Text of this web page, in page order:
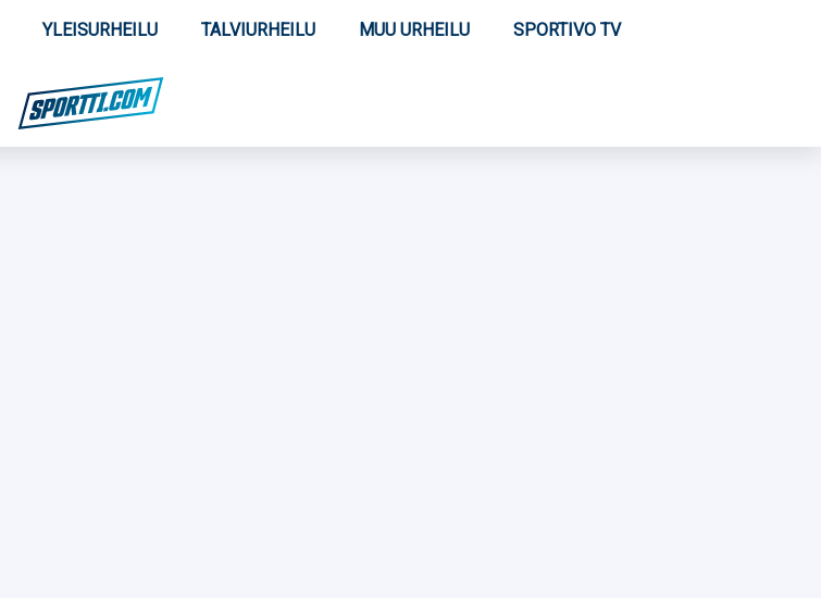
YLEISURHEILU TALVIURHEILU MUU URHEILU SPORTIVO TV